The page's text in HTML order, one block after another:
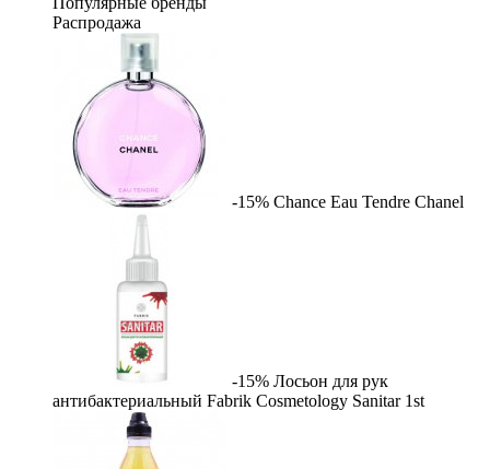
Распродажа
-15% Chance Eau Tendre Chanel
-15% Лосьон для рук
антибактериальный Fabrik Cosmetology Sanitar 1st